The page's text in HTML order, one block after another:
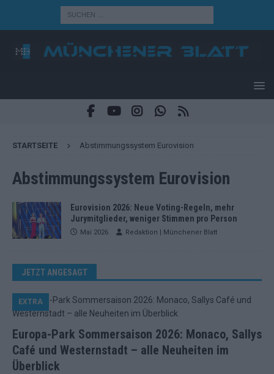
STARTSEITE Abstimmungssystem Eurovision
Abstimmungssystem Eurovision
Eurovision 2026: Neue Voting-Regeln, mehr
Jurymitglieder, weniger Stimmen pro Person
Mai 2026 Redaktion | Münchener Blatt
JETZT ANGESAGT
Europa-Park Sommersaison 2026: Monaco, Sallys
Café und Westernstadt – alle Neuheiten im
Überblick
EXTRA